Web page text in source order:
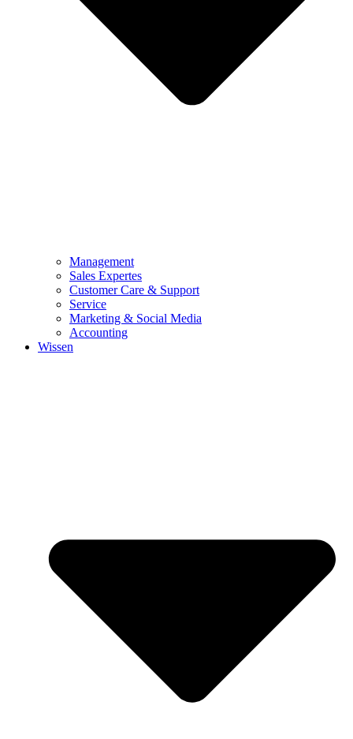
Management
Sales Expertes
Customer Care & Support
Service
Marketing & Social Media
Accounting
Wissen